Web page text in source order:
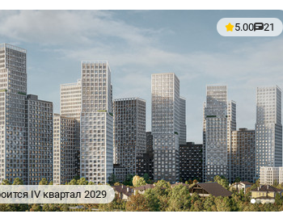
IV квартал 2029
5.00 21
12345